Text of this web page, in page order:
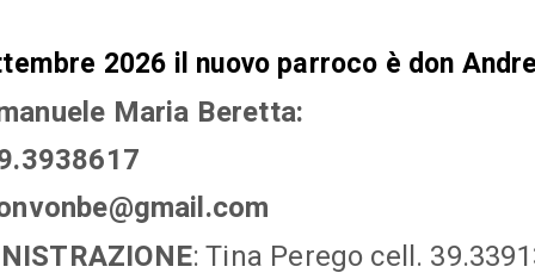
2026 il nuovo parroco è don
Maria Beretta:
: Tina Perego cell.